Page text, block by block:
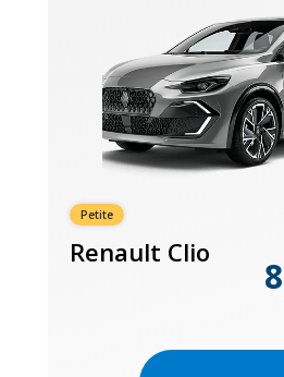
Petite
Renault Clio